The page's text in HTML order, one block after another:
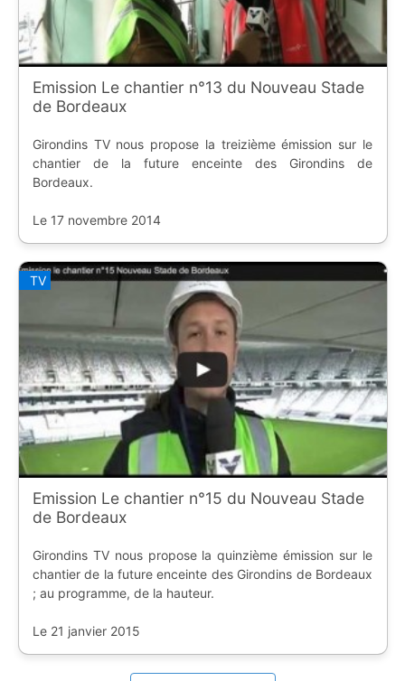
Emission Le chantier n°13 du Nouveau Stade
de Bordeaux
Girondins TV nous propose la treizième émission sur le
chantier de la future enceinte des Girondins de
Bordeaux.
Le 17 novembre 2014
TV
Emission Le chantier n°15 du Nouveau Stade
de Bordeaux
Girondins TV nous propose la quinzième émission sur le
chantier de la future enceinte des Girondins de Bordeaux
; au programme, de la hauteur.
Le 21 janvier 2015